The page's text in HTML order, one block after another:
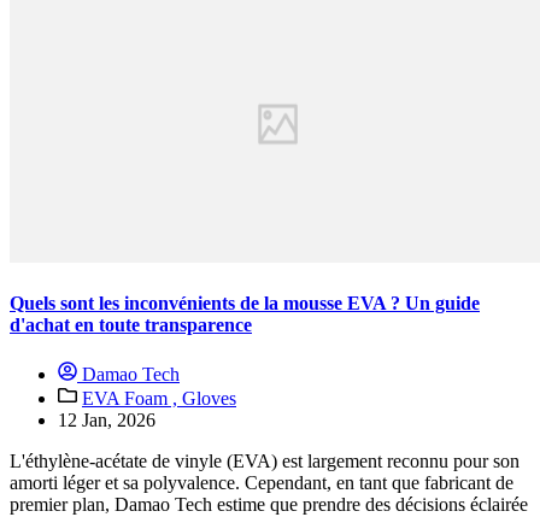
Quels sont les inconvénients de la mousse EVA ? Un guide
d'achat en toute transparence
Damao Tech
EVA Foam , Gloves
12 Jan, 2026
L'éthylène-acétate de vinyle (EVA) est largement reconnu pour son
amorti léger et sa polyvalence. Cependant, en tant que fabricant de
premier plan, Damao Tech estime que prendre des décisions éclairée